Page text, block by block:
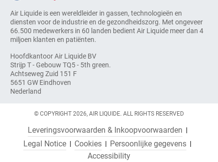
Air Liquide is een wereldleider in gassen, technologieën en
diensten voor de industrie en de gezondheidszorg. Met ongeveer
66.500 medewerkers in 60 landen bedient Air Liquide meer dan 4
miljoen klanten en patiënten.
Hoofdkantoor Air Liquide BV
Strijp T - Gebouw TQ5 - 5th green.
Achtseweg Zuid 151 F
5651 GW Eindhoven
Nederland
© COPYRIGHT 2026, AIR LIQUIDE. ALL RIGHTS RESERVED
Leveringsvoorwaarden & Inkoopvoorwaarden
Legal Notice
Cookies
Persoonlijke gegevens
Accessibility